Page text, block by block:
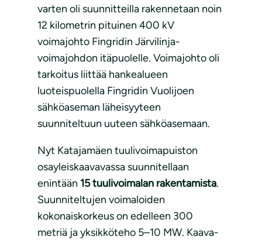
varten oli suunnitteilla rakennetaan noin
12 kilometrin pituinen 400 kV
voimajohto Fingridin Järvilinja-
voimajohdon itäpuolelle. Voimajohto oli
tarkoitus liittää hankealueen
luoteispuolella Fingridin Vuolijoen
sähköaseman läheisyyteen
suunniteltuun uuteen sähköasemaan.
Nyt Katajamäen tuulivoimapuiston
osayleiskaavavassa suunnitellaan
enintään 15 tuulivoimalan rakentamista.
Suunniteltujen voimaloiden
kokonaiskorkeus on edelleen 300
metriä ja yksikköteho 5–10 MW. Kaava-